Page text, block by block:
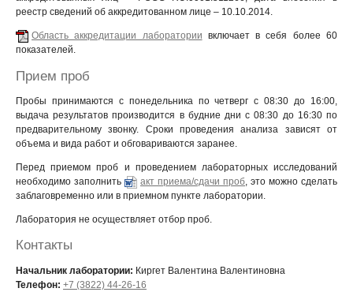
реестр сведений об аккредитованном лице – 10.10.2014.
Область аккредитации лаборатории включает в себя более 60
показателей.
Прием проб
Пробы принимаются с понедельника по четверг с 08:30 до 16:00,
выдача результатов производится в будние дни с 08:30 до 16:30 по
предварительному звонку. Сроки проведения анализа зависят от
объема и вида работ и обговариваются заранее.
Перед приемом проб и проведением лабораторных исследований
необходимо заполнить
акт приема/сдачи проб, это можно сделать
заблаговременно или в приемном пункте лаборатории.
Лаборатория не осуществляет отбор проб.
Контакты
Начальник лаборатории: Киргет Валентина Валентиновна
Телефон: +7 (3822) 44-26-16